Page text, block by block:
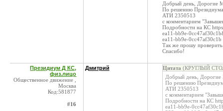
Добрый день, Дорогие
По решению
АТИ 2350513
с комментарием
Подробности на КС
ea11-bb9e-
ea11-bb9e-0cc47af30c1b
Так же прошу
Спасибо!
Президиум Д КС,
физ.лицо
Общественное движение ,
Москва
Код:581877
#16
Дмитрий Цитата (КРУГЛЫЙ
Добрый день,
По решению
АТИ 2350513
с комментарием
Подробности на КС
ea11-bb9e-